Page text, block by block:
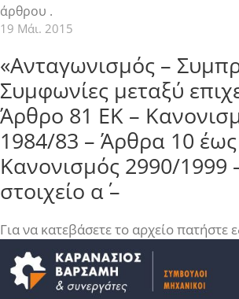
άρθρου .
19 Μάι. 2015
«Ανταγωνισμός –
Συμφωνίες μεταξύ
Άρθρο 81 ΕΚ –
1984/83 – Άρθρα 10
Κανονισμός 2990/1999
στοιχείο α΄ –
Για να κατεβάσετε το αρχείο πατήστε